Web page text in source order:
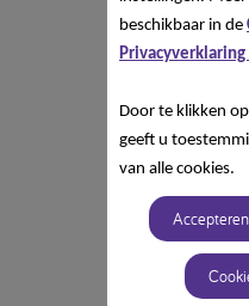
beschikbaar in de
Privacyverklaring
Door te klikken
geeft u
van alle cookies.
Accepteren